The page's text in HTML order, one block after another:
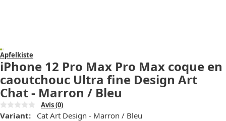
Apfelkiste
iPhone 12 Pro Max Pro Max coque en
caoutchouc Ultra fine Design Art
Chat - Marron / Bleu
Avis(0)
Variant: Cat Art Design - Marron / Bleu